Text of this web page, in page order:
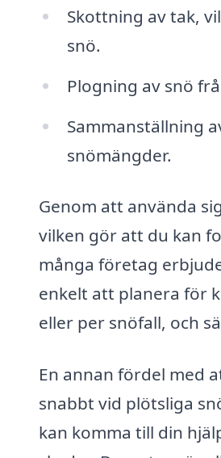
Skottning av tak,
snö.
Plogning av snö
Sammanställning
snömängder.
Genom att använda
vilken gör att du kan
många företag
enkelt att planera för
eller per snöfall, och
En annan fördel med
snabbt vid plötsliga
kan komma till din